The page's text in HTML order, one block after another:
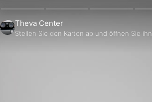
Theva Center
Stellen Sie den Karton ab und öffnen Sie ihn